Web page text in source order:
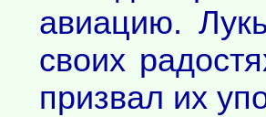
авиацию.
своих
призвал их